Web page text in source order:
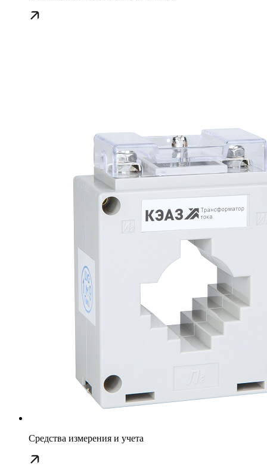
Средства измерения и учета